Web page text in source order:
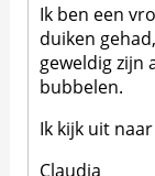
Ik ben een
duiken
geweldig zijn
bubbelen.
Ik kijk uit
Claudia